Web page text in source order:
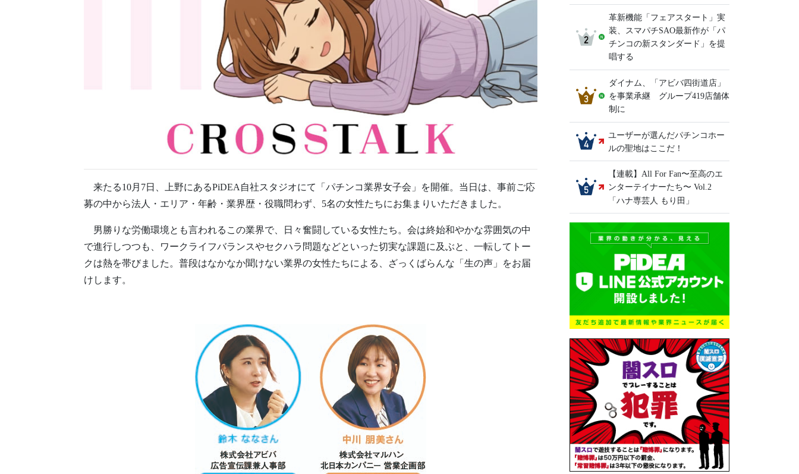
来たる10月7日、上野にあるPiDEA自社スタジオにて「パチンコ業界女子会」を開催。当日は、事前ご応
募の中から法人・エリア・年齢・業界歴・役職問わず、5名の女性たちにお集まりいただきました。
男勝りな労働環境とも言われるこの業界で、日々奮闘している女性たち。会は終始和やかな雰囲気の中
で進行しつつも、ワークライフバランスやセクハラ問題などといった切実な課題に及ぶと、一転してトー
クは熱を帯びました。普段はなかなか聞けない業界の女性たちによる、ざっくばらんな「生の声」をお届
けします。
革新機能「フェアスタート」実
装、スマパチSAO最新作が「パ
チンコの新スタンダード」を提
唱する
ダイナム、「アビバ四街道店」
を事業承継 グループ419店舗体
制に
ユーザーが選んだパチンコホー
ルの聖地はここだ！
【連載】All For Fan〜至高のエ
ンターテイナーたち〜 Vol.2
「ハナ専芸人 もり田」